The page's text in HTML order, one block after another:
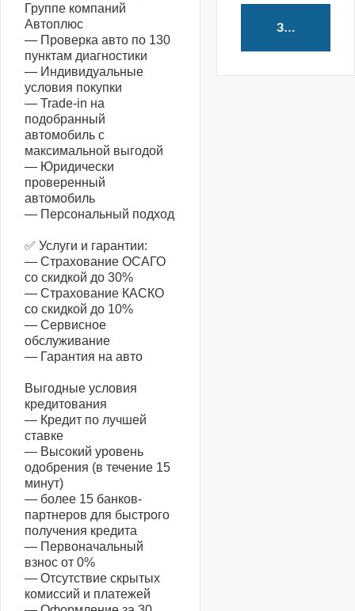
Группе компаний
Автоплюс
— Проверка авто по 130
пунктам диагностики
— Индивидуальные
условия покупки
— Trade-in на
подобранный
автомобиль с
максимальной выгодой
— Юридически
проверенный
автомобиль
— Персональный подход
✅ Услуги и гарантии:
— Страхование ОСАГО
со скидкой до 30%
— Страхование КАСКО
со скидкой до 10%
— Сервисное
обслуживание
— Гарантия на авто
Выгодные условия
кредитования
— Кредит по лучшей
ставке
— Высокий уровень
одобрения (в течение 15
минут)
— более 15 банков-
партнеров для быстрого
получения кредита
— Первоначальный
взнос от 0%
— Отсутствие скрытых
комиссий и платежей